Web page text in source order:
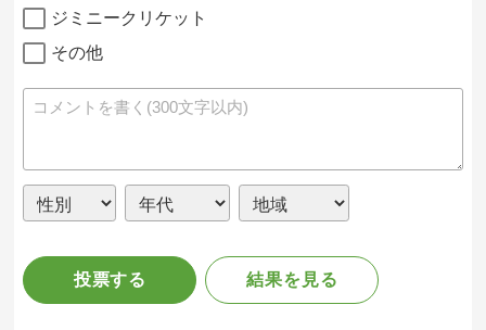
ジミニークリケット
その他
投票する 結果を見る